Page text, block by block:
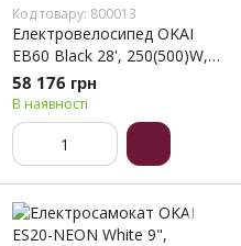
Код товару: 800013
Електровелосипед OKAI
EB60 Black 28', 250(500)W,
9,6Ah, 61.2km, 25km\h, NFC,
App, 23kg (EB60-B)
58 176 грн
В наявності